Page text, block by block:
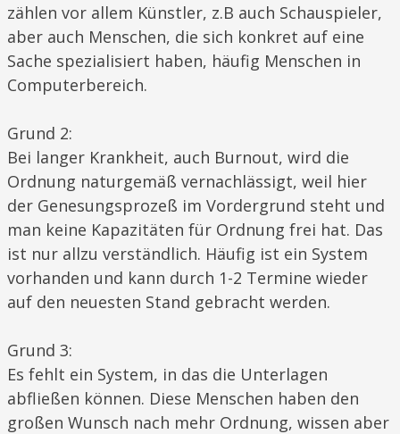
zählen vor allem Künstler, z.B auch Schauspieler,
aber auch Menschen, die sich konkret auf eine
Sache spezialisiert haben, häufig Menschen in
Computerbereich.
Grund 2:
Bei langer Krankheit, auch Burnout, wird die
Ordnung naturgemäß vernachlässigt, weil hier
der Genesungsprozeß im Vordergrund steht und
man keine Kapazitäten für Ordnung frei hat. Das
ist nur allzu verständlich. Häufig ist ein System
vorhanden und kann durch 1-2 Termine wieder
auf den neuesten Stand gebracht werden.
Grund 3:
Es fehlt ein System, in das die Unterlagen
abfließen können. Diese Menschen haben den
großen Wunsch nach mehr Ordnung, wissen aber